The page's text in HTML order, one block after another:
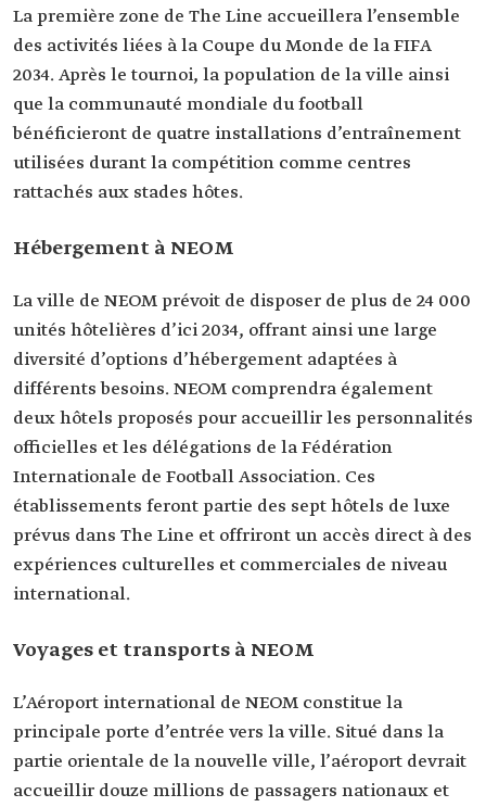
La première zone de The Line accueillera l’ensemble
des activités liées à la Coupe du Monde de la FIFA
2034. Après le tournoi, la population de la ville ainsi
que la communauté mondiale du football
bénéficieront de quatre installations d’entraînement
utilisées durant la compétition comme centres
rattachés aux stades hôtes.
Hébergement à NEOM
La ville de NEOM prévoit de disposer de plus de 24 000
unités hôtelières d’ici 2034, offrant ainsi une large
diversité d’options d’hébergement adaptées à
différents besoins. NEOM comprendra également
deux hôtels proposés pour accueillir les personnalités
officielles et les délégations de la Fédération
Internationale de Football Association. Ces
établissements feront partie des sept hôtels de luxe
prévus dans The Line et offriront un accès direct à des
expériences culturelles et commerciales de niveau
international.
Voyages et transports à NEOM
L’Aéroport international de NEOM constitue la
principale porte d’entrée vers la ville. Situé dans la
partie orientale de la nouvelle ville, l’aéroport devrait
accueillir douze millions de passagers nationaux et